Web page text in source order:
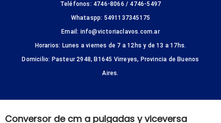
Teléfonos: 4746-8066 / 4746-5497
Whataspp: 5491137345175
Email: info@victoriaclavos.com.ar
Horarios: Lunes a viernes de 7 a 12hs y de 13 a 17hs.
Domicilio: Pasteur 2948, B1645 Virreyes, Provincia de Buenos
Aires.
Conversor de cm a pulgadas y viceversa